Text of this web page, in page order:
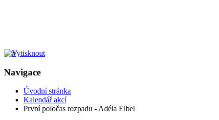
Navigace
Úvodní stránka
Kalendář akcí
První poločas rozpadu - Adéla Elbel